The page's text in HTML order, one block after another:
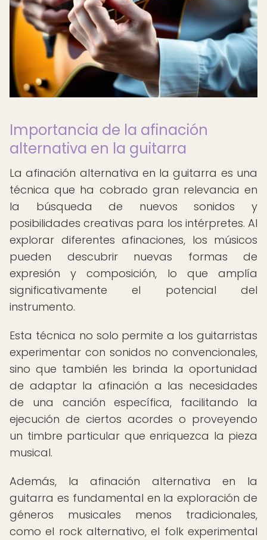
Importancia de la afinación
alternativa en la guitarra
La afinación alternativa en la guitarra es una
técnica que ha cobrado gran relevancia en
la búsqueda de nuevos sonidos y
posibilidades creativas para los intérpretes. Al
explorar diferentes afinaciones, los músicos
pueden descubrir nuevas formas de
expresión y composición, lo que amplía
significativamente el potencial del
instrumento.
Esta técnica no solo permite a los guitarristas
experimentar con sonidos no convencionales,
sino que también les brinda la oportunidad
de adaptar la afinación a las necesidades
de una canción específica, facilitando la
ejecución de ciertos acordes o proveyendo
un timbre particular que enriquezca la pieza
musical.
Además, la afinación alternativa en la
guitarra es fundamental en la exploración de
géneros musicales menos tradicionales,
como el rock alternativo, el folk experimental